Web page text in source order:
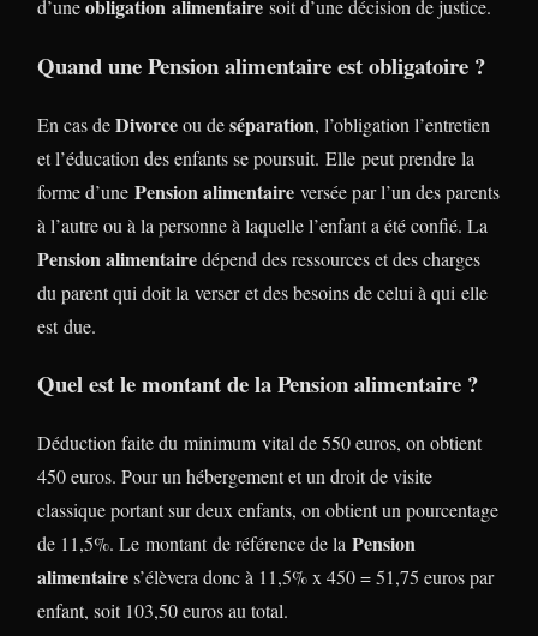
d’uneobligation alimentaire soit d’une décision de justice.
Quand une Pension alimentaire est obligatoire ?
En cas deDivorceou deséparation, l’obligation l’entretien
et l’éducation des enfants se poursuit. Elle peut prendre la
forme d’une Pension alimentaire versée par l’un des parents
à l’autre ou à la personne à laquelle l’enfant a été confié. La
Pension alimentairedépend des ressources et des charges
du parent qui doit la verser et des besoins de celui à qui elle
est due.
Quel est le montant de la Pension alimentaire ?
Déduction faite du minimum vital de 550 euros, on obtient
450 euros. Pour un hébergement et un droit de visite
classique portant sur deux enfants, on obtient un pourcentage
de 11,5%. Le montant de référence de la Pension
alimentaires’élèvera donc à 11,5% x 450 = 51,75 euros par
enfant, soit 103,50 euros au total.